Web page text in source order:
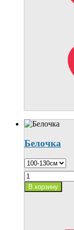
Белочка